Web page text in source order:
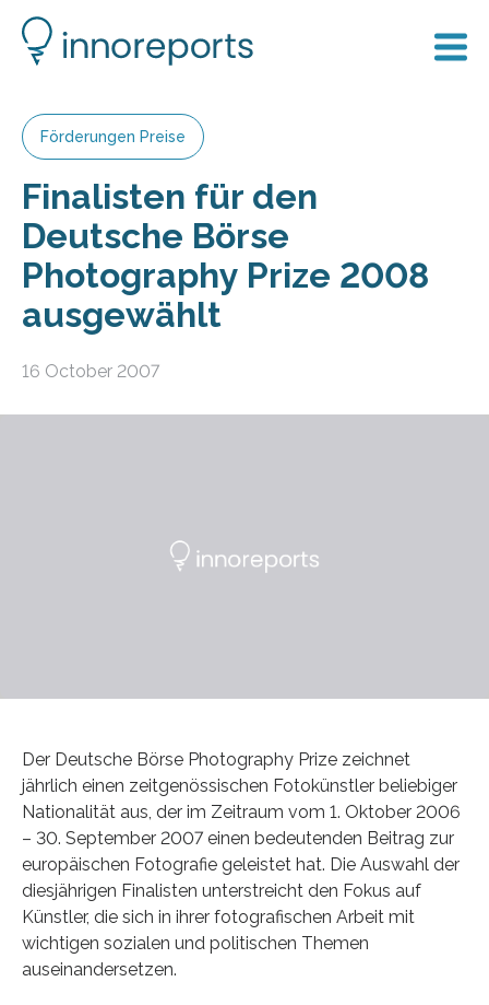
Förderungen Preise
Finalisten für den
Deutsche Börse
Photography Prize 2008
ausgewählt
16 October 2007
Der Deutsche Börse Photography Prize zeichnet
jährlich einen zeitgenössischen Fotokünstler beliebiger
Nationalität aus, der im Zeitraum vom 1. Oktober 2006
– 30. September 2007 einen bedeutenden Beitrag zur
europäischen Fotografie geleistet hat. Die Auswahl der
diesjährigen Finalisten unterstreicht den Fokus auf
Künstler, die sich in ihrer fotografischen Arbeit mit
wichtigen sozialen und politischen Themen
auseinandersetzen.